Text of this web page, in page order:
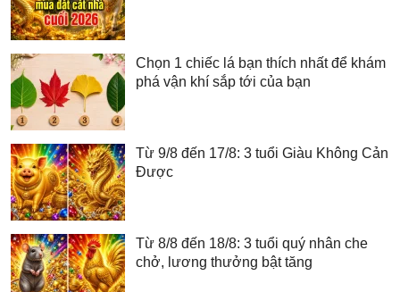
Chọn 1 chiếc lá bạn thích nhất để khám
phá vận khí sắp tới của bạn
Từ 9/8 đến 17/8: 3 tuổi Giàu Không Cản
Được
Từ 8/8 đến 18/8: 3 tuổi quý nhân che
chở, lương thưởng bật tăng